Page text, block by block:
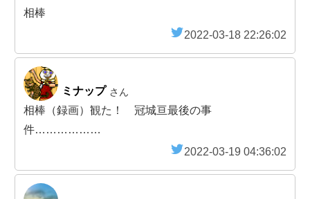
相棒
2022-03-18 22:26:02
ミナップ さん
相棒（録画）観た！ 冠城亘最後の事
件………………
2022-03-19 04:36:02